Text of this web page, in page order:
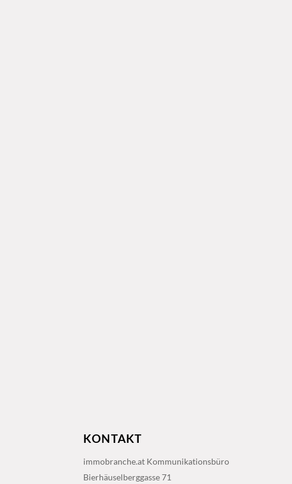
KONTAKT
immobranche.at Kommunikationsbüro
Bierhäuselberggasse 71